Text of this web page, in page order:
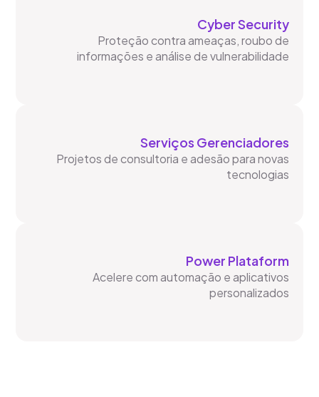
Cyber Security
Proteção contra ameaças, roubo de
informações e análise de vulnerabilidade
Serviços Gerenciadores
Projetos de consultoria e adesão para novas
tecnologias
Power Plataform
Acelere com automação e aplicativos
personalizados